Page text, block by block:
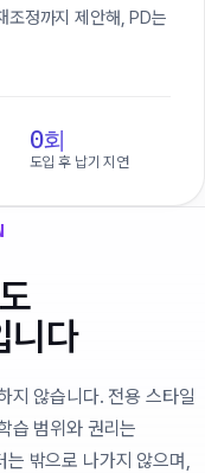
조정까지 제안해, PD는
0회
도입 후 납기 지연
니다
지 않습니다. 전용 스타일
습 범위와 권리는
밖으로 나가지 않으며,